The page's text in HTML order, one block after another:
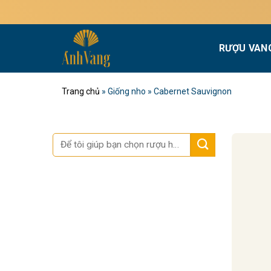
qua
RƯỢU
Trang chủ » Giống nho » Cabernet Sauvignon
Tìm
kiếm: